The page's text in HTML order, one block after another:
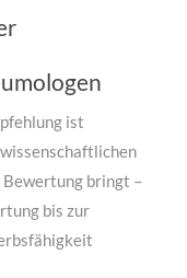
ist
bringt –
bis zur